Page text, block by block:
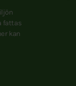
fattas
kan